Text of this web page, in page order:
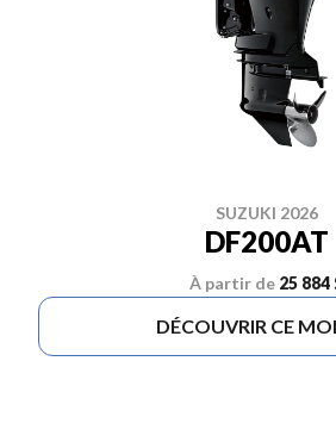
SUZUKI 2026
DF200AT
À partir de 25 884
DÉCOUVRIR CE